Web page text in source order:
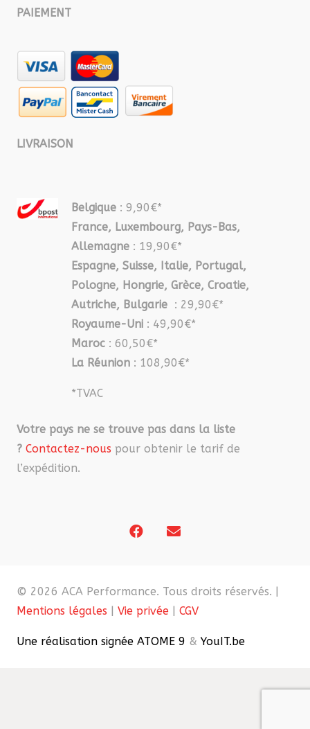
PAIEMENT
LIVRAISON
Belgique : 9,90€*
France, Luxembourg, Pays-Bas,
Allemagne : 19,90€*
Espagne, Suisse, Italie, Portugal,
Pologne, Hongrie, Grèce, Croatie,
Autriche, Bulgarie : 29,90€*
Royaume-Uni : 49,90€*
Maroc : 60,50€*
La Réunion : 108,90€*
*TVAC
Votre pays ne se trouve pas dans la liste
? Contactez-nous pour obtenir le tarif de
l’expédition.
© 2026 ACA Performance. Tous droits réservés. |
Mentions légales | Vie privée | CGV
Une réalisation signée ATOME 9 & YouIT.be